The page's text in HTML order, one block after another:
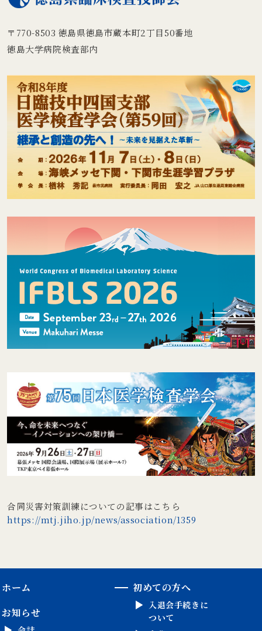
〒770-8503 徳島県徳島市蔵本町2丁目50番地
徳島大学病院検査部内
合同災害対策訓練についての記事はこちら
https://mtj.jiho.jp/news/association/1359
ホーム 初めての方へ
入退会手続きに
ついて
お知らせ